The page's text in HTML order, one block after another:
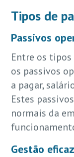
Tipos de
Passivos
Entre os
os passivos
a pagar,
Estes
normais da
Gestão